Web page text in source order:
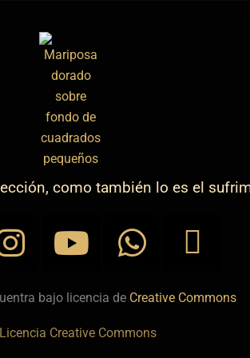
como también lo es el
I
n
s
t
Y
o
u
t
W
h
a
t
P
h
o
bajo licencia de Creative Commons